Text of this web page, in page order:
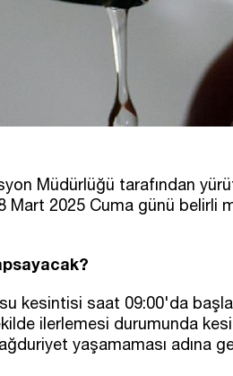
Müdürlüğü tarafından
Mart 2025 Cuma günü belirli
kesintisi saat 09:00'da
ilerlemesi durumunda
yaşamaması adına